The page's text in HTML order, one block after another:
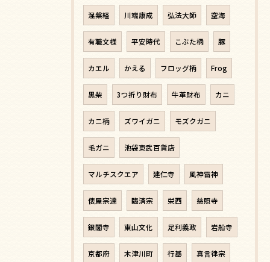
涅槃経 川端康成 弘法大師 空海
有職文様 平安時代 こぶた柄 豚
カエル かえる フロッグ柄 Frog
黒柴 3つ折り財布 牛革財布 カニ
カニ柄 ズワイガニ モズクガニ
毛ガニ 池袋東武百貨店
マルチスクエア 建仁寺 風神雷神
俵屋宗達 臨済宗 栄西 慈照寺
銀閣寺 東山文化 足利義政 岩船寺
京都府 木津川町 行基 真言律宗